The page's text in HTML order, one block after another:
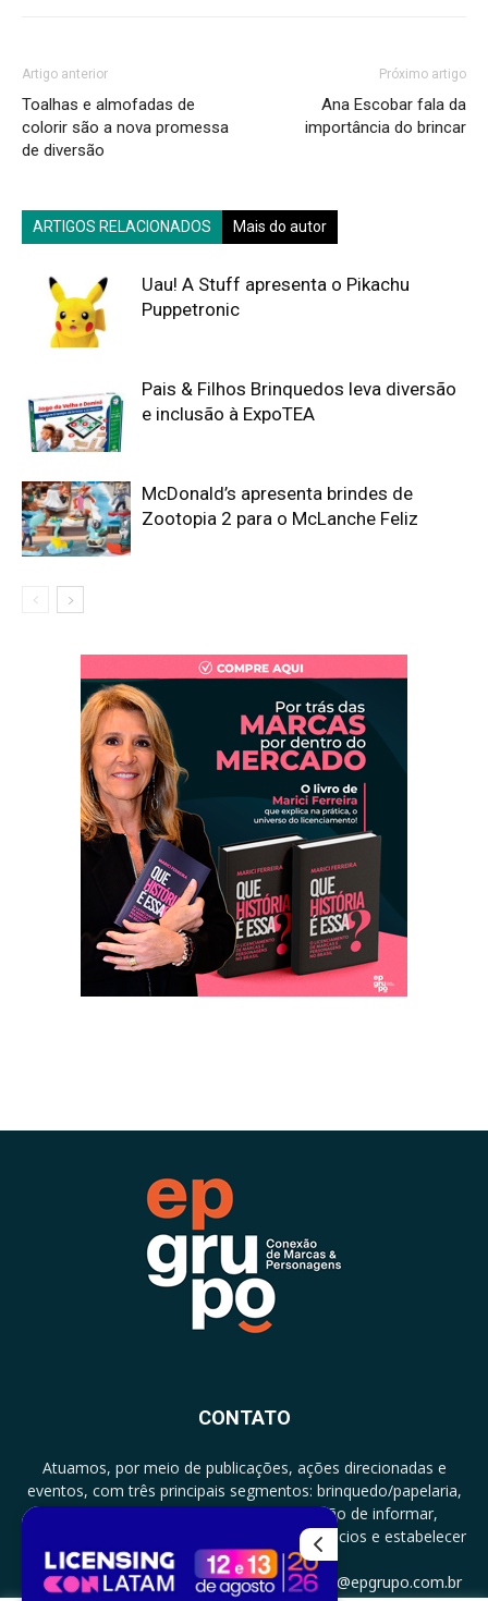
Artigo anterior
Toalhas e almofadas de
colorir são a nova promessa
de diversão
Próximo artigo
Ana Escobar fala da
importância do brincar
ARTIGOS RELACIONADOS Mais do autor
Uau! A Stuff apresenta o Pikachu
Puppetronic
Pais & Filhos Brinquedos leva diversão
e inclusão à ExpoTEA
McDonald’s apresenta brindes de
Zootopia 2 para o McLanche Feliz
CONTATO
Atuamos, por meio de publicações, ações direcionadas e
eventos, com três principais segmentos: brinquedo/papelaria,
licenciamento e zero a três com a missão de informar,
documentar, proporcionar encontro de negócios e estabelecer
parcerias.
CONTATO: +5511994513097 - atendimento@epgrupo.com.br